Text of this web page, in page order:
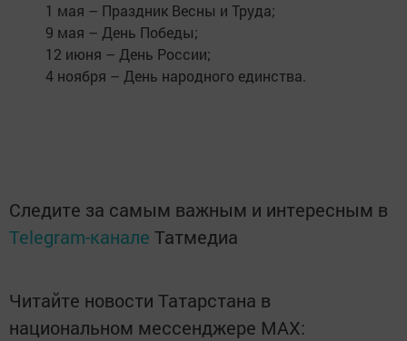
1 мая – Праздник Весны и Труда;
9 мая – День Победы;
12 июня – День России;
4 ноября – День народного единства.
Следите за самым важным и интересным в
Telegram-канале Татмедиа
Читайте новости Татарстана в
национальном мессенджере MАХ: